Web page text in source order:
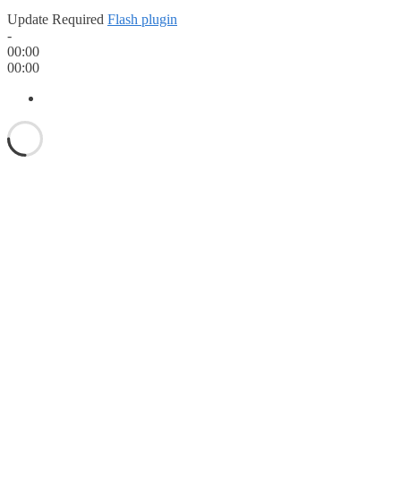
Update Required Flash plugin
-
00:00
00:00